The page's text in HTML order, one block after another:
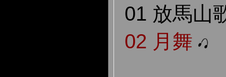
01 放馬山
02 月舞